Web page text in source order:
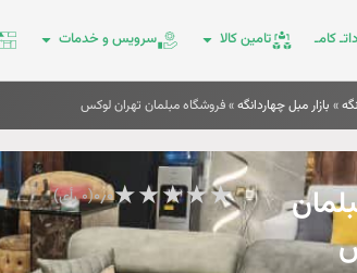
کامـ تامین کالا سرویس و خدمات
» بازار مبل چهاردانگه»فروشگاه مبلمان تهران لوکس
★★★★★ ۰٫۰(۰ رأی)